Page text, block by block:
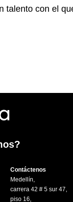
talento con el
Contáctenos
Medellín,
carrera 42 # 5 sur 47,
piso 16,